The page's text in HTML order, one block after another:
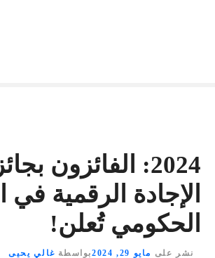
2024: الفائزون
الإجادة الرقمية في
الحكومي تُعلن!
نشر على مايو 29, 2024 بواسطة غالي يحيى